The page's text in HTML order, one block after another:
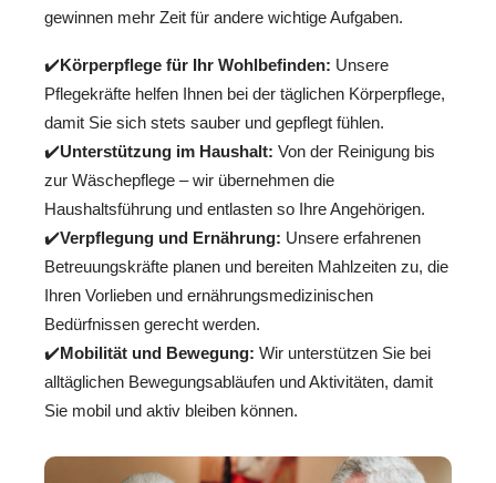
gewinnen mehr Zeit für andere wichtige Aufgaben.
✔️Körperpflege für Ihr Wohlbefinden: Unsere
Pflegekräfte helfen Ihnen bei der täglichen Körperpflege,
damit Sie sich stets sauber und gepflegt fühlen.
✔️Unterstützung im Haushalt: Von der Reinigung bis
zur Wäschepflege – wir übernehmen die
Haushaltsführung und entlasten so Ihre Angehörigen.
✔️Verpflegung und Ernährung: Unsere erfahrenen
Betreuungskräfte planen und bereiten Mahlzeiten zu, die
Ihren Vorlieben und ernährungsmedizinischen
Bedürfnissen gerecht werden.
✔️Mobilität und Bewegung: Wir unterstützen Sie bei
alltäglichen Bewegungsabläufen und Aktivitäten, damit
Sie mobil und aktiv bleiben können.